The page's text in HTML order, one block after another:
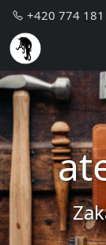
+420 774